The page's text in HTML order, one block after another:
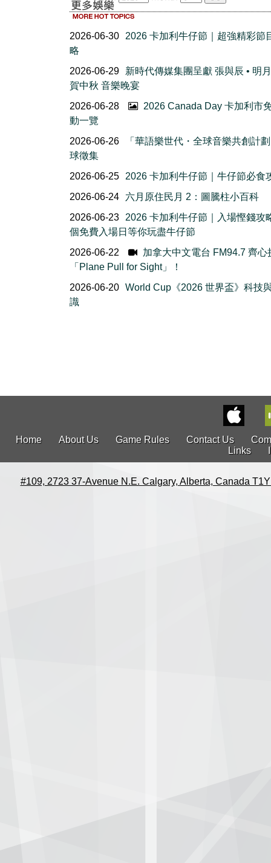
2026-06-30
2026 卡加利牛仔節｜超強精彩節
略
2026-06-29
新時代傳媒集團呈獻 張與辰 • 明
賀中秋 音樂晚宴
2026-06-28
2026 Canada Day 卡加利市
動一覽
2026-06-26
「華語樂世代・全球音樂共創計
球徵集
2026-06-25
2026 卡加利牛仔節｜牛仔節必食
2026-06-24
六月原住民月 2：圖騰柱小百科
2026-06-23
2026 卡加利牛仔節｜入場慳錢攻
個免費入場日等你玩盡牛仔節
2026-06-22
加拿大中文電台 FM94.7 齊心
「Plane Pull for Sight」！
2026-06-20 World Cup《2026 世界盃》科技
識
Home About Us Game Rules Contact Us
Links
#109, 2723 37-Avenue N.E. Calgary, Alberta, Canada